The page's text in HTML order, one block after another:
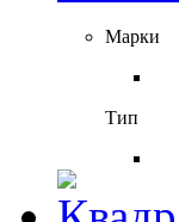
Марки
Тип